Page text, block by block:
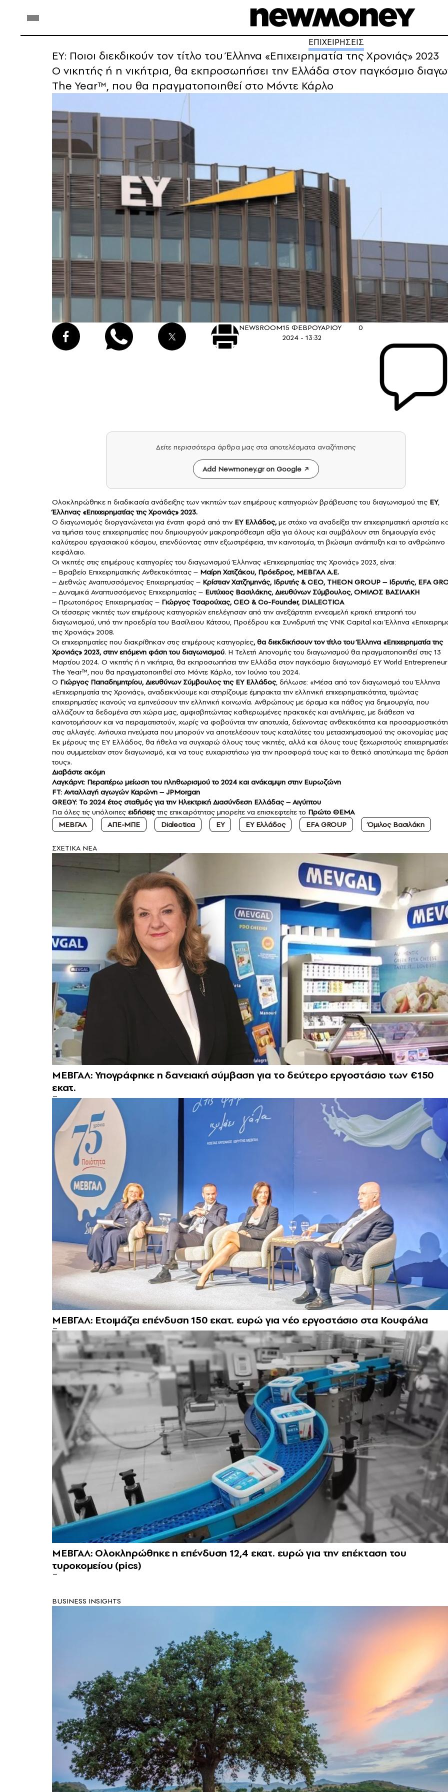
ΕΠΙΧΕΙΡΗΣΕΙΣ
ΕΥ: Ποιοι διεκδικούν τον τίτλο του Έλληνα «Επιχειρηματία της Χρονιάς» 2023
O νικητής ή η νικήτρια, θα εκπροσωπήσει την Ελλάδα στον παγκόσμιο
The Year™, που θα πραγματοποιηθεί στο Μόντε Κάρλο
NEWSROOM15 ΦΕΒΡΟΥΑΡΙΟΥ
2024 - 13:32
0
Δείτε περισσότερα άρθρα μας στα αποτελέσματα αναζήτησης
Add Newmoney.gr on Google
Ολοκληρώθηκε η διαδικασία ανάδειξης των νικητών των επιμέρους κατηγοριών βράβευσης του διαγωνισμού της ΕΥ,
Έλληνας «Επιχειρηματίας της Χρονιάς» 2023.
Ο διαγωνισμός διοργανώνεται για ένατη φορά από την EY Ελλάδος,με στόχο να αναδείξει την επιχειρηματική αριστεία
να τιμήσει τους επιχειρηματίες που δημιουργούν μακροπρόθεσμη αξία για όλους και συμβάλουν στη δημιουργία ενός
καλύτερου εργασιακού κόσμου, επενδύοντας στην εξωστρέφεια, την καινοτομία, τη βιώσιμη ανάπτυξη και το ανθρώπινο
κεφάλαιο.
Oι νικητές στις επιμέρους κατηγορίες του διαγωνισμού Έλληνας «Επιχειρηματίας της Χρονιάς» 2023, είναι:
– Βραβείο Επιχειρηματικής Ανθεκτικότητας – Μαίρη Χατζάκου, Πρόεδρος, ΜΕΒΓΑΛ Α.Ε.
– Διεθνώς Αναπτυσσόμενος Επιχειρηματίας – Κρίστιαν Χατζημηνάς, Ιδρυτής & CEO, THEON GROUP – Ιδρυτής, EFA
– Δυναμικά Αναπτυσσόμενος Επιχειρηματίας – Ευτύχιος Βασιλάκης, Διευθύνων Σύμβουλος, ΟΜΙΛΟΣ ΒΑΣΙΛΑΚΗ
– Πρωτοπόρος Επιχειρηματίας – Γιώργος Τσαρούχας, CEO & Co-Founder, DIALECTICA
Οι τέσσερις νικητές των επιμέρους κατηγοριών επελέγησαν από την ανεξάρτητη εννεαμελή κριτική επιτροπή του
διαγωνισμού, υπό την προεδρία του Βασίλειου Κάτσου, Προέδρου και Συνιδρυτή της VNK Capital και Έλληνα
της Χρονιάς» 2008.
Οι επιχειρηματίες που διακρίθηκαν στις επιμέρους κατηγορίες, θα διεκδικήσουν τον τίτλο του Έλληνα «Επιχειρηματία της
Χρονιάς» 2023, στην επόμενη φάση του διαγωνισμού. Η Τελετή Απονομής του διαγωνισμού θα πραγματοποιηθεί στις 13
Μαρτίου 2024. O νικητής ή η νικήτρια, θα εκπροσωπήσει την Ελλάδα στον παγκόσμιο διαγωνισμό EY World
The Year™, που θα πραγματοποιηθεί στο Μόντε Κάρλο, τον Ιούνιο του 2024.
Ο Γιώργος Παπαδημητρίου, Διευθύνων Σύμβουλος της ΕΥ Ελλάδος, δήλωσε: «Μέσα από τον διαγωνισμό του Έλληνα
«Επιχειρηματία της Χρονιάς», αναδεικνύουμε και στηρίζουμε έμπρακτα την ελληνική επιχειρηματικότητα, τιμώντας
επιχειρηματίες ικανούς να εμπνεύσουν την ελληνική κοινωνία. Ανθρώπους με όραμα και πάθος για δημιουργία, που
αλλάζουν τα δεδομένα στη χώρα μας, αμφισβητώντας καθιερωμένες πρακτικές και αντιλήψεις, με διάθεση να
καινοτομήσουν και να πειραματιστούν, χωρίς να φοβούνται την αποτυχία, δείχνοντας ανθεκτικότητα και
στις αλλαγές. Ανήσυχα πνεύματα που μπορούν να αποτελέσουν τους καταλύτες του μετασχηματισμού της οικονομίας
Εκ μέρους της EY Ελλάδος, θα ήθελα να συγχαρώ όλους τους νικητές, αλλά και όλους τους ξεχωριστούς
που συμμετείχαν στον διαγωνισμό, και να τους ευχαριστήσω για την προσφορά τους και το θετικό αποτύπωμα της
τους».
Διαβάστε ακόμη
Λαγκάρντ: Περαιτέρω μείωση του πληθωρισμού το 2024 και ανάκαμψη στην Ευρωζώνη
FT: Ανταλλαγή αγωγών Καρώνη – JPMorgan
GREGY: Το 2024 έτος σταθμός για την Ηλεκτρική Διασύνδεση Ελλάδας – Αιγύπτου
Για όλες τις υπόλοιπες ειδήσειςτης επικαιρότητας μπορείτε να επισκεφτείτε το Πρώτο ΘΕΜΑ
ΜΕΒΓΑΛ
ΑΠΕ-ΜΠΕ Dialectica ΕΥ EY Ελλάδος EFA GROUP Όμιλος Βασιλάκη
ΣXETIKA NEA
ΜΕΒΓΑΛ: Υπογράφηκε η δανειακή σύμβαση για το δεύτερο εργοστάσιο των €150
εκατ.
ΜΕΒΓΑΛ: Ετοιμάζει επένδυση 150 εκατ. ευρώ για νέο εργοστάσιο στα Κουφάλια
ΜΕΒΓΑΛ: Ολοκληρώθηκε η επένδυση 12,4 εκατ. ευρώ για την επέκταση του
τυροκομείου (pics)
BUSINESS INSIGHTS